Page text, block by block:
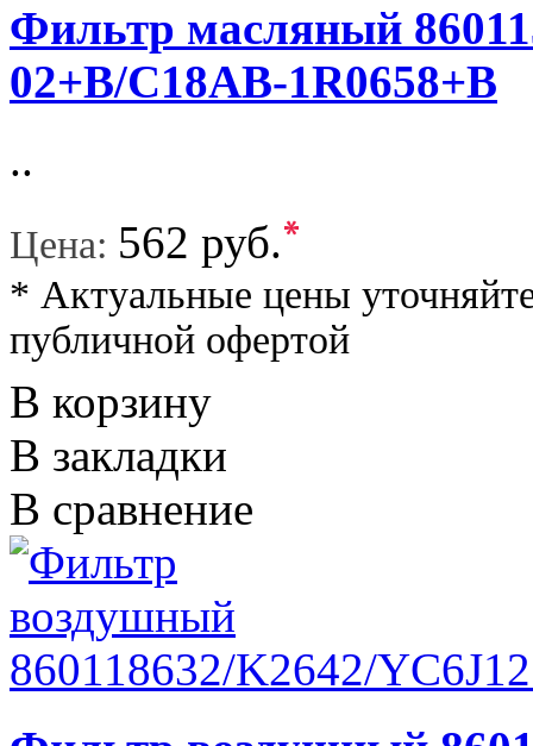
Фильтр масляный
02+B/C18AB-1R0658+B
..
Цена: 562 руб.*
* Актуальные цены
публичной офертой
В корзину
В закладки
В сравнение